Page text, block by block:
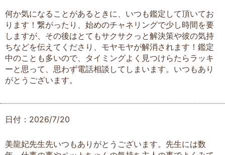
何か気になることがあるときに、いつも鑑定して頂いてお
ります！繋がったり、始めのチャネリングで少し時間を要
しますが、その後はとてもサクサクっと解決策や彼の気持
ちなどを伝えてくださり、モヤモヤが解消されます！鑑定
中のことも多いので、タイミングよく見つけらたらラッキ
ーと思って、思わず電話相談してしまいます。いつもあり
がとうございます。
日付：2026/7/20
美龍妃先生先いつもありがとうございます。先生には数